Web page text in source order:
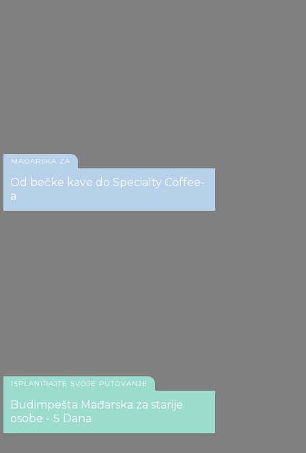
MAĐARSKA ZA
Od bečke kave do Specialty Coffee-
a
ISPLANIRAJTE SVOJE PUTOVANJE
Budimpešta Mađarska za starije
osobe - 5 Dana